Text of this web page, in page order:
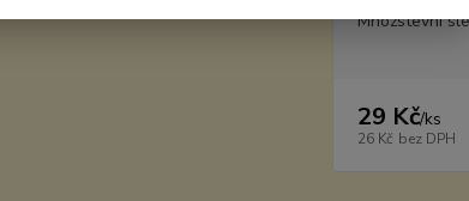
Množstevní
29 Kč/ks
26 Kč bez DPH